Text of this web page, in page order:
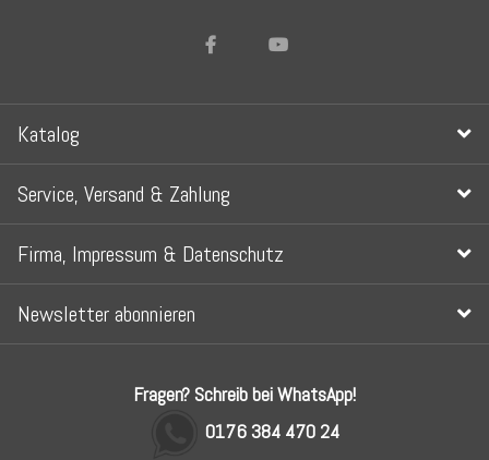
Katalog
Service, Versand & Zahlung
Firma, Impressum & Datenschutz
Newsletter abonnieren
Fragen? Schreib bei WhatsApp!
0176 384 470 24